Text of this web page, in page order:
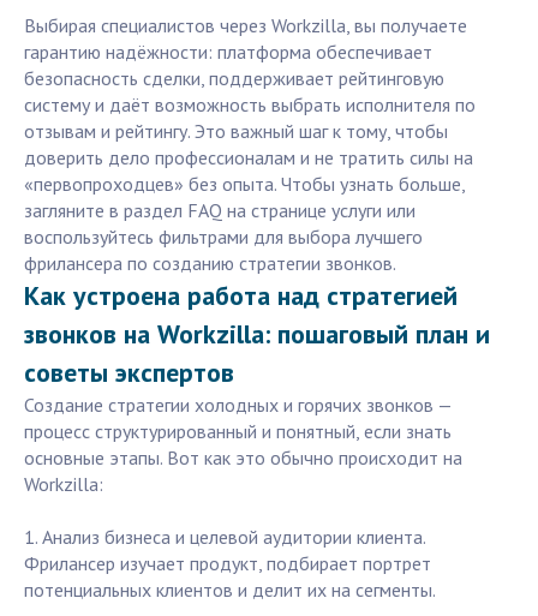
Выбирая специалистов через Workzilla, вы получаете
гарантию надёжности: платформа обеспечивает
безопасность сделки, поддерживает рейтинговую
систему и даёт возможность выбрать исполнителя по
отзывам и рейтингу. Это важный шаг к тому, чтобы
доверить дело профессионалам и не тратить силы на
«первопроходцев» без опыта. Чтобы узнать больше,
загляните в раздел FAQ на странице услуги или
воспользуйтесь фильтрами для выбора лучшего
фрилансера по созданию стратегии звонков.
Как устроена работа над стратегией
звонков на Workzilla: пошаговый план и
советы экспертов
Создание стратегии холодных и горячих звонков —
процесс структурированный и понятный, если знать
основные этапы. Вот как это обычно происходит на
Workzilla:
1. Анализ бизнеса и целевой аудитории клиента.
Фрилансер изучает продукт, подбирает портрет
потенциальных клиентов и делит их на сегменты.